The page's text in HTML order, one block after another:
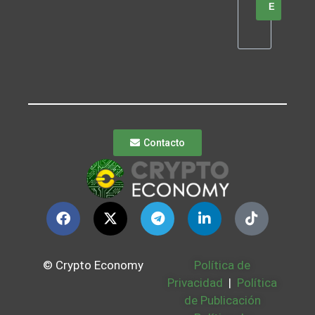
E
Contacto
© Crypto Economy
Política de
Privacidad | Política
de Publicación